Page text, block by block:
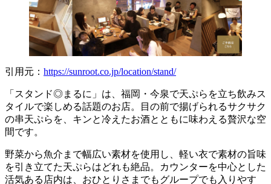
引用元： https://sunroot.co.jp/location/stand/
「スタンド◎まるに」は、福岡・今泉で天ぷらを立ち飲みス
タイルで楽しめる話題のお店。目の前で揚げられるサクサク
の串天ぷらを、キンと冷えたお酒とともに味わえる贅沢な空
間です。
野菜から魚介まで幅広い素材を使用し、軽い衣で素材の旨味
を引き立てた天ぷらはどれも絶品。カウンターを中心とした
活気ある店内は、おひとりさまでもグループでも入りやす